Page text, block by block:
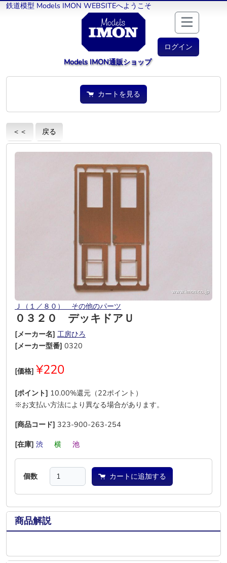
鉄道模型 Models IMON WEBSITEへようこそ
ログイン
Models IMON通販ショップ
カートを見る
＜＜ 戻る
Ｊ（１／８０） その他のパーツ
０３２０ デッキドアＵ
[メーカー名] 工房ひろ
[メーカー型番] 0320
[価格] ¥220
[ポイント] 10.00%還元（22ポイント）
※お支払い方法により異なる場合があります。
[商品コード] 323-900-263-254
[在庫] 渋 横 池
個数 カートに追加する
商品解説